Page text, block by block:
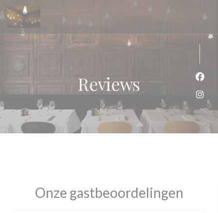
Cookies beheer paneel
Reviews
Onze gastbeoordelingen